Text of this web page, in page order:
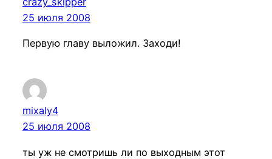
25 июля 2008
Первую главу выложил. Заходи!
mixaly4
25 июля 2008
ты уж не смотришь ли по выходным этот